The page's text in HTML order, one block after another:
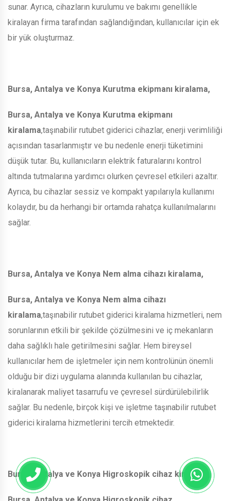
sunar. Ayrıca, cihazların kurulumu ve bakımı genellikle
kiralayan firma tarafından sağlandığından, kullanıcılar için ek
bir yük oluşturmaz.
Bursa, Antalya ve Konya Kurutma ekipmanı kiralama,
Bursa, Antalya ve Konya Kurutma ekipmanı
kiralama,taşınabilir rutubet giderici cihazlar, enerji verimliliği
açısından tasarlanmıştır ve bu nedenle enerji tüketimini
düşük tutar. Bu, kullanıcıların elektrik faturalarını kontrol
altında tutmalarına yardımcı olurken çevresel etkileri azaltır.
Ayrıca, bu cihazlar sessiz ve kompakt yapılarıyla kullanımı
kolaydır, bu da herhangi bir ortamda rahatça kullanılmalarını
sağlar.
Bursa, Antalya ve Konya Nem alma cihazı kiralama,
Bursa, Antalya ve Konya Nem alma cihazı
kiralama,taşınabilir rutubet giderici kiralama hizmetleri, nem
sorunlarının etkili bir şekilde çözülmesini ve iç mekanların
daha sağlıklı hale getirilmesini sağlar. Hem bireysel
kullanıcılar hem de işletmeler için nem kontrolünün önemli
olduğu bir dizi uygulama alanında kullanılan bu cihazlar,
kiralanarak maliyet tasarrufu ve çevresel sürdürülebilirlik
sağlar. Bu nedenle, birçok kişi ve işletme taşınabilir rutubet
giderici kiralama hizmetlerini tercih etmektedir.
Bursa, Antalya ve Konya Higroskopik cihaz kiralama,